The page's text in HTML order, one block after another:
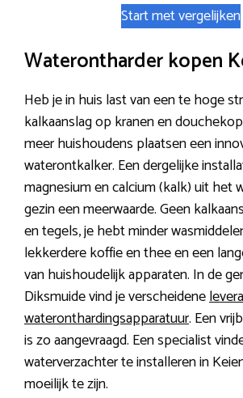
Start met vergelijken
Waterontharder kopen
Heb je in huis last van een te hoge
kalkaanslag op kranen en
meer huishoudens plaatsen een
waterontkalker. Een dergelijke
magnesium en calcium (kalk) uit het
gezin een meerwaarde. Geen
en tegels, je hebt minder
lekkerdere koffie en thee en een
van huishoudelijk apparaten. In de
Diksmuide vind je verscheidene
wateronthardingsapparatuur. Een
is zo aangevraagd. Een specialist
waterverzachter te installeren in
moeilijk te zijn.